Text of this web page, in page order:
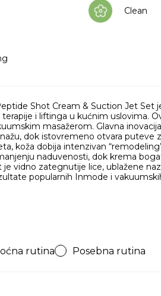
Clean
Shot Cream & Suction Jet Set
i liftinga u kućnim uslovima.
masažerom. Glavna
dok istovremeno otvara puteve
koža dobija intenzivan
naduvenosti, dok krema
vidno zategnutije lice, ublažene
popularnih Inmode i
rutina Posebna rutina